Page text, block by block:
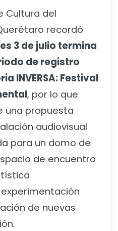
Cultura del
recordó
3 de julio termina
de registro
INVERSA: Festival
, por lo que
una propuesta
audiovisual
para un domo de
de encuentro
de nuevas